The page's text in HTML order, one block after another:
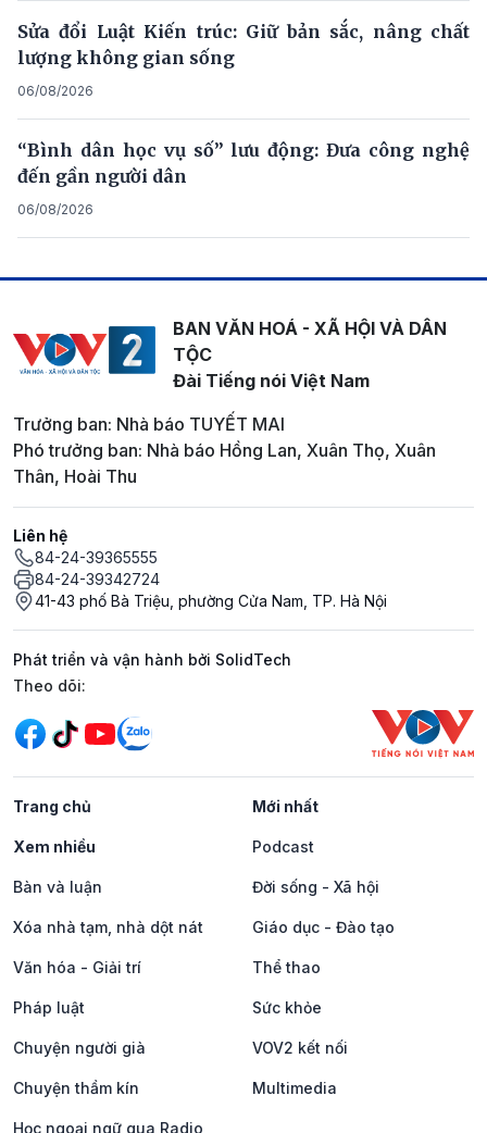
Sửa đổi Luật Kiến trúc: Giữ bản sắc, nâng chất
lượng không gian sống
06/08/2026
“Bình dân học vụ số” lưu động: Đưa công nghệ
đến gần người dân
06/08/2026
BAN VĂN HOÁ - XÃ HỘI VÀ DÂN
TỘC
Đài Tiếng nói Việt Nam
Trưởng ban: Nhà báo TUYẾT MAI
Phó trưởng ban: Nhà báo Hồng Lan, Xuân Thọ, Xuân
Thân, Hoài Thu
Liên hệ
84-24-39365555
84-24-39342724
41-43 phố Bà Triệu, phường Cửa Nam, TP. Hà Nội
Phát triển và vận hành bởi SolidTech
Mạng xã hội
Theo dõi:
Trang chủ Mới nhất
Xem nhiều Podcast
Bàn và luận Đời sống - Xã hội
Xóa nhà tạm, nhà dột nát Giáo dục - Đào tạo
Văn hóa - Giải trí Thể thao
Pháp luật Sức khỏe
Chuyện người già VOV2 kết nối
Chuyện thầm kín Multimedia
Học ngoại ngữ qua Radio